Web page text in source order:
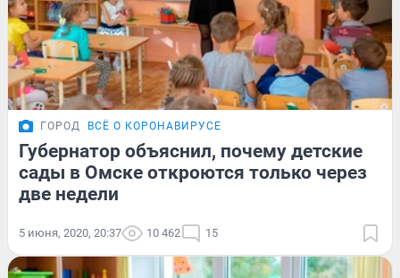
ГОРОД ВСЁ О КОРОНАВИРУСЕ
Губернатор объяснил, почему детские
сады в Омске откроются только через
две недели
5 июня, 2020, 20:37 10 462 15